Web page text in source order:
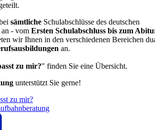
sämtliche Schulabschlüsse des deutschen
an - vom Ersten Schulabschluss bis zum
wir Ihnen in den verschiedenen Bereichen
an.
zu mir?" finden Sie eine Übersicht.
unterstützt Sie gerne!
zu mir?